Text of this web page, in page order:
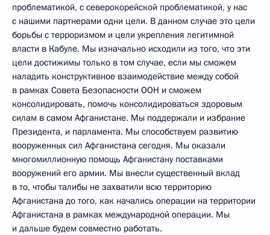
проблематикой, с северокорейской проблематикой, у нас
с нашими партнерами одни цели. В данном случае это цели
борьбы с терроризмом и цели укрепления легитимной
власти в Кабуле. Мы изначально исходили из того, что эти
цели достижимы только в том случае, если мы сможем
наладить конструктивное взаимодействие между собой
в рамках Совета Безопасности ООН и сможем
консолидировать, помочь консолидироваться здоровым
силам в самом Афганистане. Мы поддержали и избрание
Президента, и парламента. Мы способствуем развитию
вооруженных сил Афганистана сегодня. Мы оказали
многомиллионную помощь Афганистану поставками
вооружений его армии. Мы внесли существенный вклад
в то, чтобы талибы не захватили всю территорию
Афганистана до того, как начались операции на территории
Афганистана в рамках международной операции. Мы
и дальше будем совместно работать.